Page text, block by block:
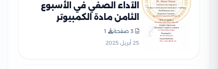
الآداء الصفي في الأسبوع
الثامن مادة الكمبيوتر
وتكنولوجيا المعلومات للغات
ICT لثالثة اعدادي الترم الثاني
3 صفحة
1
25 أبريل 2025